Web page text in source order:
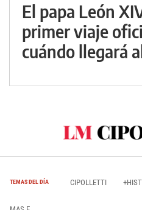
El papa León
primer viaje
cuándo llegará
TEMAS DEL DÍA CIPOLLETTI